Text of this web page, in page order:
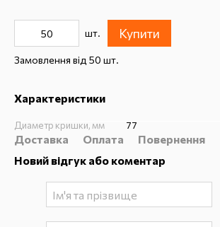
шт. Купити
Замовлення від 50 шт.
Характеристики
Диаметр кришки, мм 77
Доставка Оплата
Повернення
Новий відгук або коментар